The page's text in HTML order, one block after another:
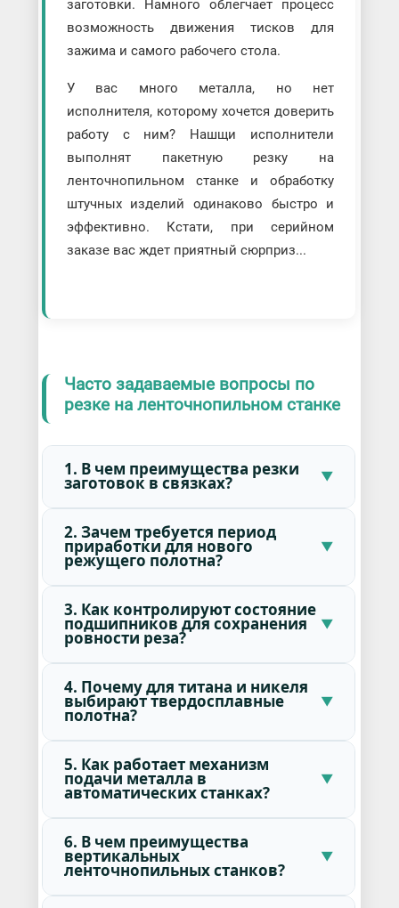
заготовки. Намного облегчает процесс
возможность движения тисков для
зажима и самого рабочего стола.
У вас много металла, но нет
исполнителя, которому хочется доверить
работу с ним? Нашщи исполнители
выполнят пакетную резку на
ленточнопильном станке и обработку
штучных изделий одинаково быстро и
эффективно. Кстати, при серийном
заказе вас ждет приятный сюрприз...
Часто задаваемые вопросы по
резке на ленточнопильном станке
1. В чем преимущества резки
заготовок в связках?
2. Зачем требуется период
приработки для нового
режущего полотна?
3. Как контролируют состояние
подшипников для сохранения
ровности реза?
4. Почему для титана и никеля
выбирают твердосплавные
полотна?
5. Как работает механизм
подачи металла в
автоматических станках?
6. В чем преимущества
вертикальных
ленточнопильных станков?